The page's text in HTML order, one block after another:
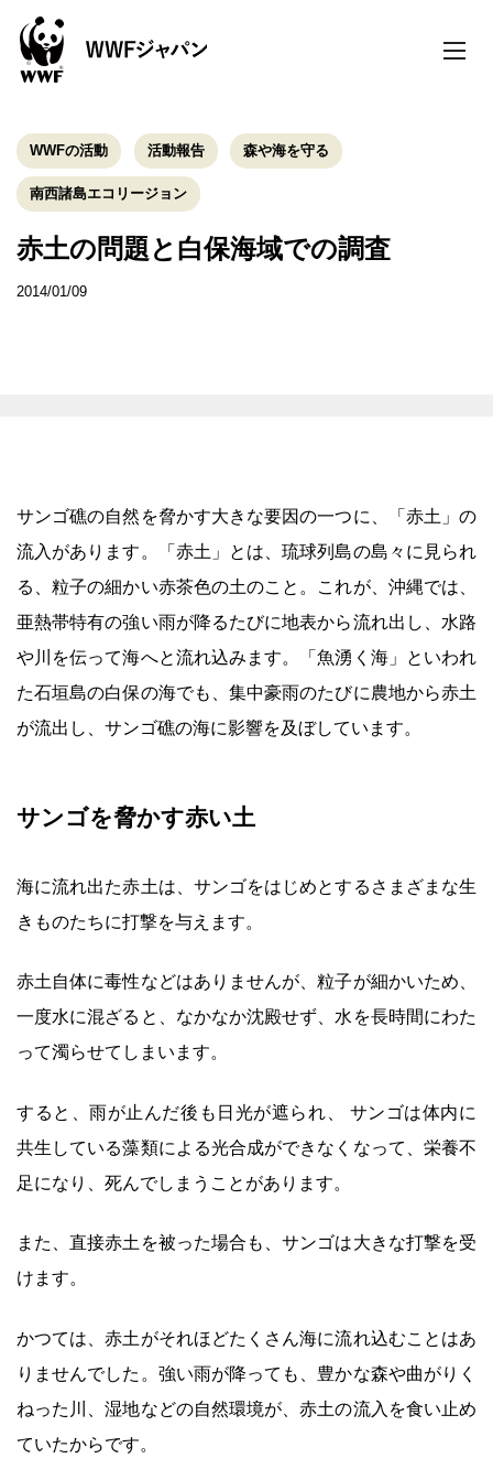
toggle
WWFの活動 活動報告 森や海を守る
南西諸島エコリージョン
赤土の問題と白保海域での調査
2014/01/09
サンゴ礁の自然を脅かす大きな要因の一つに、「赤土」の
流入があります。「赤土」とは、琉球列島の島々に見られ
る、粒子の細かい赤茶色の土のこと。これが、沖縄では、
亜熱帯特有の強い雨が降るたびに地表から流れ出し、水路
や川を伝って海へと流れ込みます。「魚湧く海」といわれ
た石垣島の白保の海でも、集中豪雨のたびに農地から赤土
が流出し、サンゴ礁の海に影響を及ぼしています。
サンゴを脅かす赤い土
海に流れ出た赤土は、サンゴをはじめとするさまざまな生
きものたちに打撃を与えます。
赤土自体に毒性などはありませんが、粒子が細かいため、
一度水に混ざると、なかなか沈殿せず、水を長時間にわた
って濁らせてしまいます。
すると、雨が止んだ後も日光が遮られ、 サンゴは体内に
共生している藻類による光合成ができなくなって、栄養不
足になり、死んでしまうことがあります。
また、直接赤土を被った場合も、サンゴは大きな打撃を受
けます。
かつては、赤土がそれほどたくさん海に流れ込むことはあ
りませんでした。強い雨が降っても、豊かな森や曲がりく
ねった川、湿地などの自然環境が、赤土の流入を食い止め
ていたからです。